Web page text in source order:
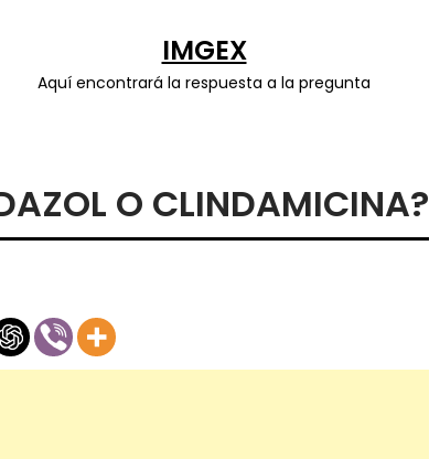
IMGEX
Aquí encontrará la respuesta a la pregunta
O CLINDAMICINA?